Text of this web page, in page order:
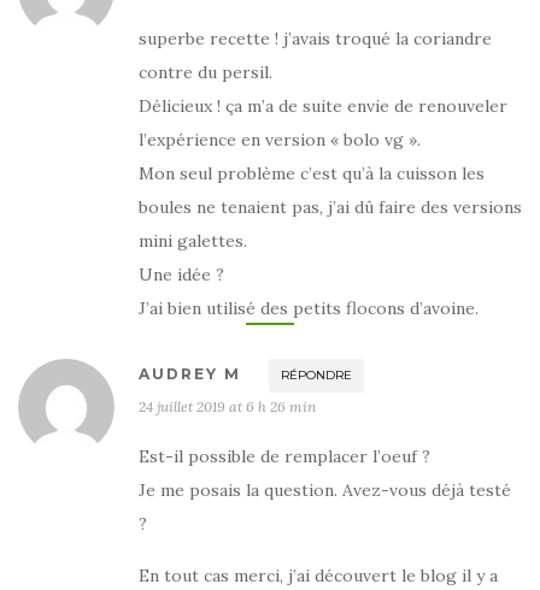
superbe recette ! j’avais troqué la coriandre
contre du persil.
Délicieux ! ça m’a de suite envie de renouveler
l’expérience en version « bolo vg ».
Mon seul problème c’est qu’à la cuisson les
boules ne tenaient pas, j’ai dû faire des versions
mini galettes.
Une idée ?
J’ai bien utilisé des petits flocons d’avoine.
AUDREY M RÉPONDRE
24 juillet 2019 at 6 h 26 min
Est-il possible de remplacer l’oeuf ?
Je me posais la question. Avez-vous déjà testé
?
En tout cas merci, j’ai découvert le blog il y a